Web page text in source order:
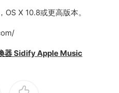
X 10.8或更高版本。
器 Sidify Apple Music